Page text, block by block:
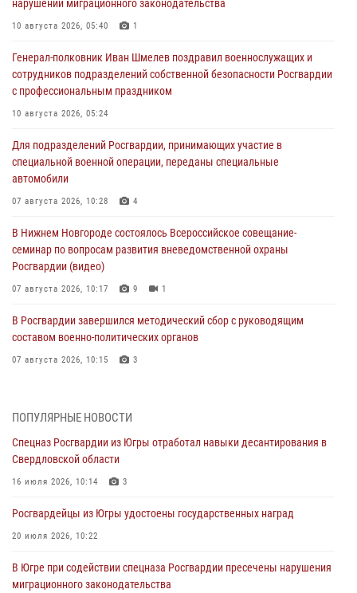
нарушений миграционного законодательства
10 августа 2026, 05:40 1
Генерал-полковник Иван Шмелев поздравил военнослужащих и
сотрудников подразделений собственной безопасности Росгвардии
с профессиональным праздником
10 августа 2026, 05:24
Для подразделений Росгвардии, принимающих участие в
специальной военной операции, переданы специальные
автомобили
07 августа 2026, 10:28 4
В Нижнем Новгороде состоялось Всероссийское совещание-
семинар по вопросам развития вневедомственной охраны
Росгвардии (видео)
07 августа 2026, 10:17 9 1
В Росгвардии завершился методический сбор с руководящим
составом военно-политических органов
07 августа 2026, 10:15 3
Генерал-полковник Олег Плохой поздравил специалистов
организационно-штатных подразделений Росгвардии с
07 августа 2026, 06:02
методами работы Росгвардии в Москве (видео)
06 августа 2026, 11:29 5 1
ПОПУЛЯРНЫЕ НОВОСТИ
Спецназ Росгвардии из Югры отработал навыки десантирования в
Свердловской области
16 июля 2026, 10:14 3
Росгвардейцы из Югры удостоены государственных наград
20 июля 2026, 10:22
В Югре при содействии спецназа Росгвардии пресечены нарушения
миграционного законодательства